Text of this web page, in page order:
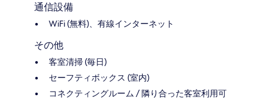
通信設備
WiFi (無料)、有線インターネット
その他
客室清掃 (毎日)
セーフティボックス (室内)
コネクティングルーム / 隣り合った客室利用可